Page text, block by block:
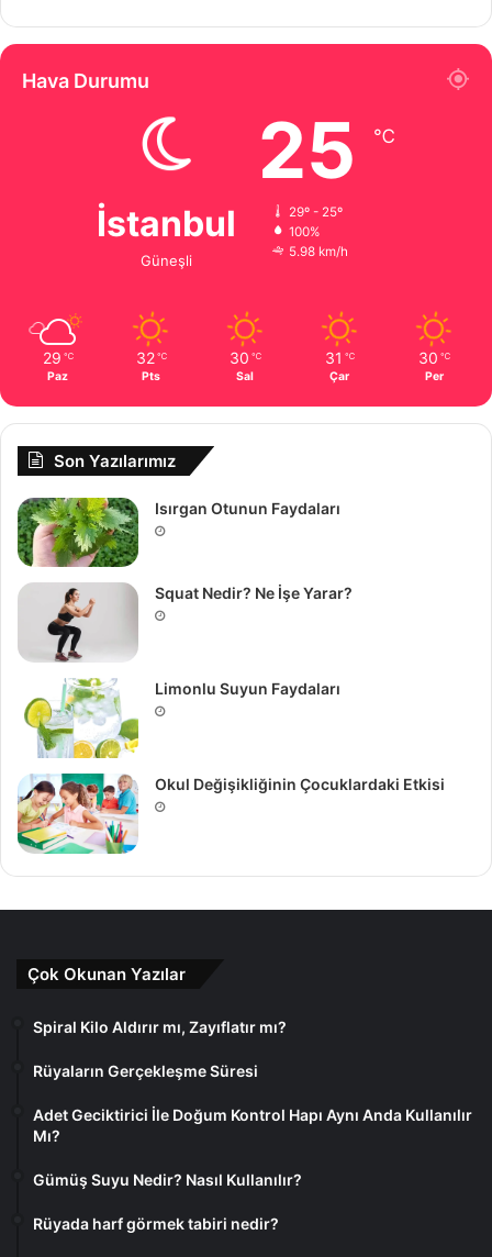
Hava Durumu
İstanbul
Güneşli
25 ℃
29º - 25º
100%
5.98 km/h
29 ℃
Paz
32 ℃
Pts
30 ℃
Sal
31 ℃
Çar
30 ℃
Per
Son Yazılarımız
Isırgan Otunun Faydaları
Squat Nedir? Ne İşe Yarar?
Limonlu Suyun Faydaları
Okul Değişikliğinin Çocuklardaki Etkisi
Çok Okunan Yazılar
Spiral Kilo Aldırır mı, Zayıflatır mı?
Rüyaların Gerçekleşme Süresi
Adet Geciktirici İle Doğum Kontrol Hapı Aynı Anda Kullanılır
Mı?
Gümüş Suyu Nedir? Nasıl Kullanılır?
Rüyada harf görmek tabiri nedir?